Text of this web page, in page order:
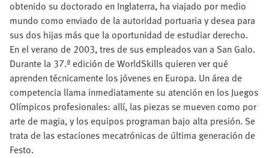
obtenido su doctorado en Inglaterra, ha viajado por medio
mundo como enviado de la autoridad portuaria y desea para
sus dos hijas más que la oportunidad de estudiar derecho.
En el verano de 2003, tres de sus empleados van a San Galo.
Durante la 37.ª edición de WorldSkills quieren ver qué
aprenden técnicamente los jóvenes en Europa. Un área de
competencia llama inmediatamente su atención en los Juegos
Olímpicos profesionales: allí, las piezas se mueven como por
arte de magia, y los equipos programan bajo alta presión. Se
trata de las estaciones mecatrónicas de última generación de
Festo.